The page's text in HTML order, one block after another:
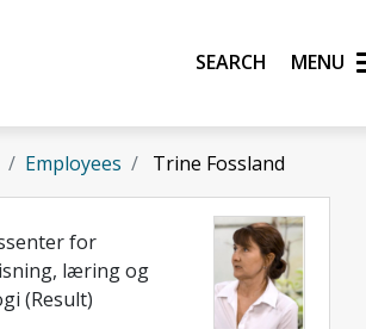
University of NorwaySearch
Employees Trine Fossland
for
læring og
(Result)